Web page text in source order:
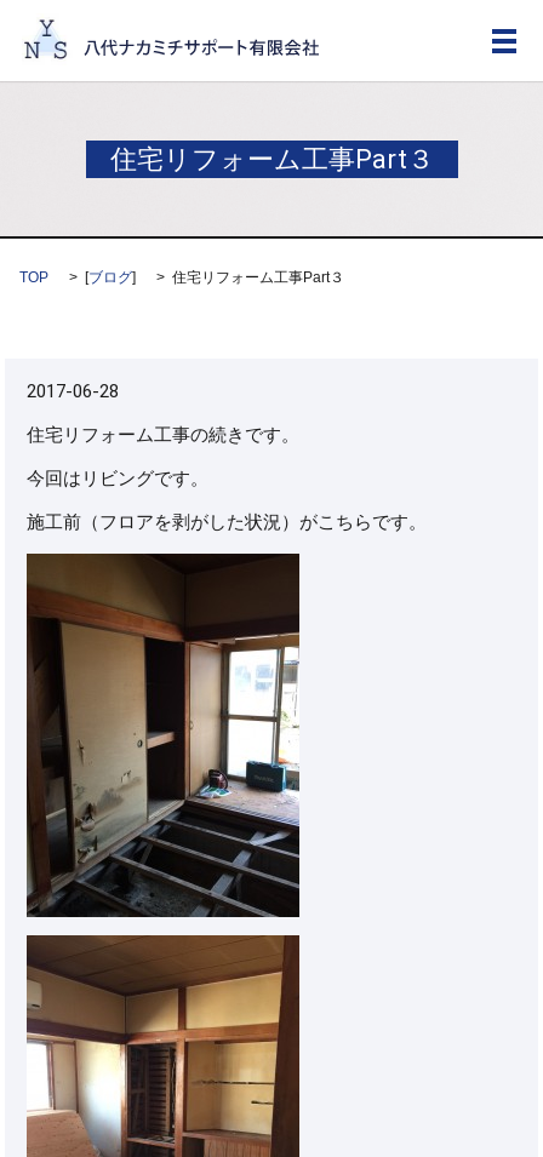
メ
住宅リフォーム工事Part３
TOP [ブログ] 住宅リフォーム工事Part３
2017-06-28
住宅リフォーム工事の続きです。
今回はリビングです。
施工前（フロアを剥がした状況）がこちらです。